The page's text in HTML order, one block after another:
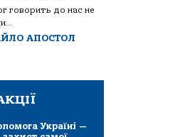
говорить до нас не
АПОСТОЛ
Україні —